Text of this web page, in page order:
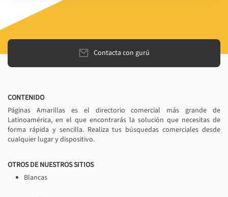
Contacta con gurú
CONTENIDO
Páginas Amarillas es el directorio comercial más grande de
Latinoamérica, en el que encontrarás la solución que necesitas de
forma rápida y sencilla. Realiza tus búsquedas comerciales desde
cualquier lugar y dispositivo.
OTROS DE NUESTROS SITIOS
Blancas